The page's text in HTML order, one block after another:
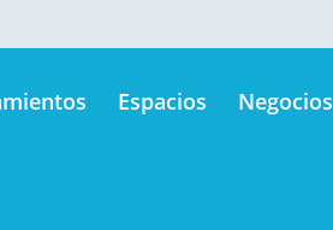
Espacios Negocios